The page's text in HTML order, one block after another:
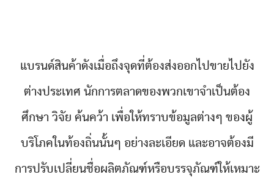
แบรนด์สินค้าดังเมื่อถึงจุดที่ต้องส่งออกไปขายไปยัง
ต่างประเทศ นักการตลาดของพวกเขาจำเป็นต้อง
ศึกษา วิจัย ค้นคว้า เพื่อให้ทราบข้อมูลต่างๆ ของผู้
บริโภคในท้องถิ่นนั้นๆ อย่างละเอียด และอาจต้องมี
การปรับเปลี่ยนชื่อผลิตภัณฑ์หรือบรรจุภัณฑ์ให้เหมาะ